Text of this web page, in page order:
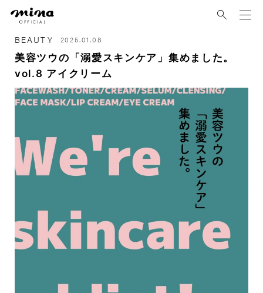
BEAUTY 2025.01.08
美容ツウの「溺愛スキンケア」集めました。
vol.8 アイクリーム